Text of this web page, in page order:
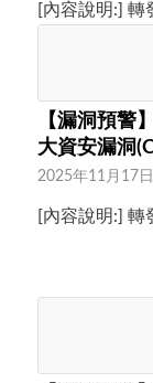
[內容說明:]
【漏洞預警
大資安漏洞
2025年11月17日
[內容說明:]